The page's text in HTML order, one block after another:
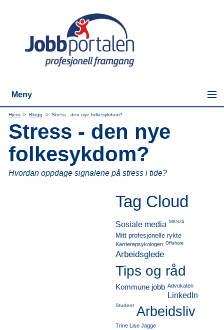
Meny
Hjem > Blogg > Stress - den nye folkesykdom?
Stress - den nye
folkesykdom?
Hvordan oppdage signalene på stress i tide?
Tag Cloud
Sosiale media MKS24
Mitt profesjonelle rykte
Karrierepsykologen Offshore
Arbeidsglede
Tips og råd
Kommune jobb Advokaten
LinkedIn
Student Arbeidsliv
Trine Lise Jagge